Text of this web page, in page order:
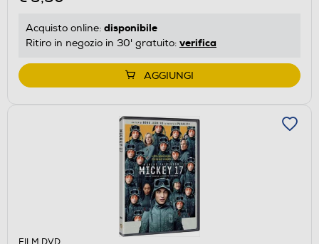
Acquisto online: disponibile
Ritiro in negozio in 30' gratuito: verifica
AGGIUNGI